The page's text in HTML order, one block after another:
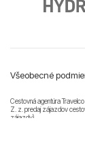
Všeobecné
Cestovná agentúra
Z. z. predaj zájazdov
zájazdy).